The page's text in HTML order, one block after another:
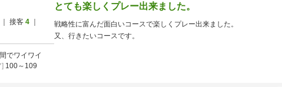
｜ 接客 4
でワイワイ
100～109
とても楽しくプレー出来ました。
戦略性に富んだ面白いコースで楽しくプレー出来ました。
又、行きたいコースです。